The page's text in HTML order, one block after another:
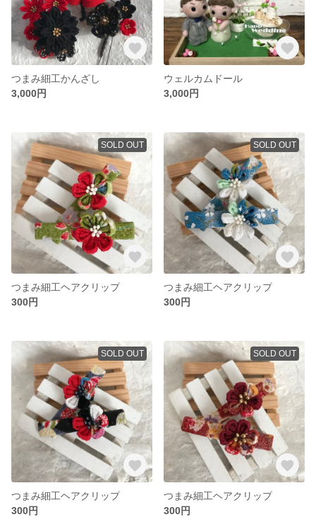
つまみ細工かんざし
3,000円
ウェルカムドール
3,000円
SOLD OUT
つまみ細工ヘアクリップ
300円
SOLD OUT
つまみ細工ヘアクリップ
300円
SOLD OUT
つまみ細工ヘアクリップ
300円
SOLD OUT
つまみ細工ヘアクリップ
300円